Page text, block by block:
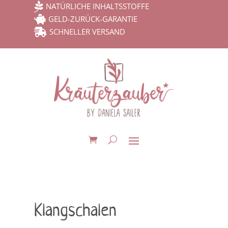
 NATÜRLICHE INHALTSSTOFFE
 GELD-ZURÜCK-GARANTIE
 SCHNELLER VERSAND
Klangschalen